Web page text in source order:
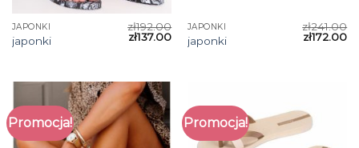
JAPONKI
japonki
zł192.00
zł137.00
JAPONKI
japonki
zł241.00
zł172.00
Promocja! Promocja!